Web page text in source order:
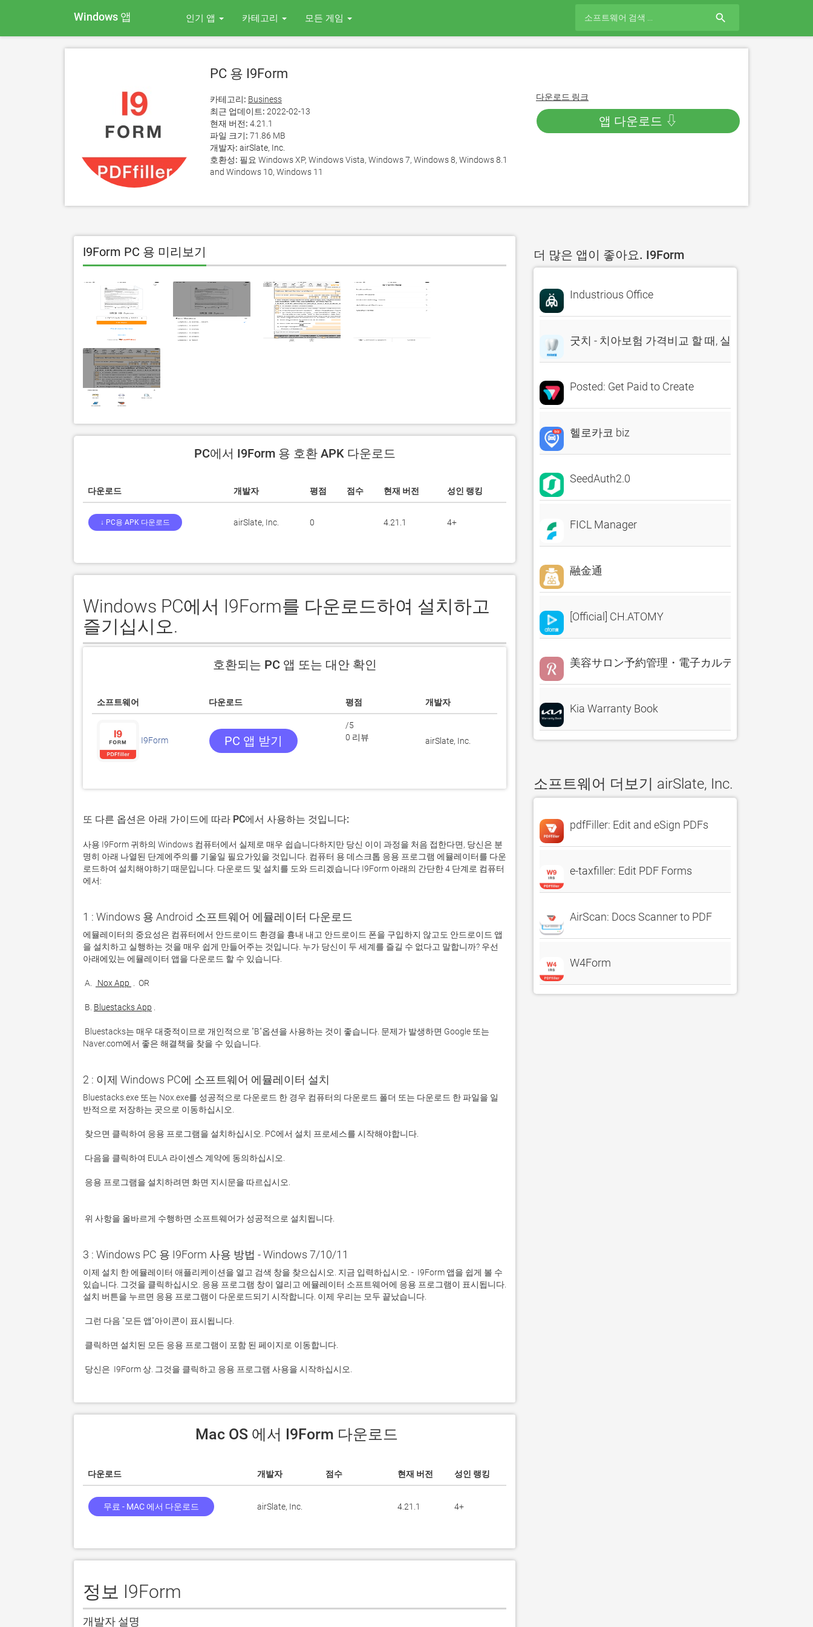
Windows 앱 인기 앱 카테고리 모든 게임 search
PC 용 I9Form
카테고리: Business
최근 업데이트: 2022-02-13
현재 버전: 4.21.1
파일 크기: 71.86 MB
개발자: airSlate, Inc.
호환성: 필요 Windows XP, Windows Vista, Windows 7, Windows 8, Windows 8.1
and Windows 10, Windows 11
다운로드 링크
앱 다운로드 ⇩
I9Form PC 용 미리보기
PC에서 I9Form 용 호환 APK 다운로드
다운로드 개발자 평점 점수 현재 버전 성인 랭킹
↓ PC용 APK 다운로드 airSlate, Inc. 0 4.21.1 4+
Windows PC에서 I9Form를 다운로드하여 설치하고
즐기십시오.
호환되는 PC 앱 또는 대안 확인
소프트웨어 다운로드 평점 개발자
I9Form PC 앱 받기
/5
0 리뷰
airSlate, Inc.
또 다른 옵션은 아래 가이드에 따라 PC에서 사용하는 것입니다:
사용 I9Form 귀하의 Windows 컴퓨터에서 실제로 매우 쉽습니다하지만 당신 이이 과정을 처음 접한다면, 당신은 분
명히 아래 나열된 단계에주의를 기울일 필요가있을 것입니다. 컴퓨터 용 데스크톱 응용 프로그램 에뮬레이터를 다운
로드하여 설치해야하기 때문입니다. 다운로드 및 설치를 도와 드리겠습니다 I9Form 아래의 간단한 4 단계로 컴퓨터
에서:
1 : Windows 용 Android 소프트웨어 에뮬레이터 다운로드
에뮬레이터의 중요성은 컴퓨터에서 안드로이드 환경을 흉내 내고 안드로이드 폰을 구입하지 않고도 안드로이드 앱
을 설치하고 실행하는 것을 매우 쉽게 만들어주는 것입니다. 누가 당신이 두 세계를 즐길 수 없다고 말합니까? 우선
A. Nox App
B. Bluestacks App
Naver.com에서 좋은 해결책을 찾을 수 있습니다.
2 : 이제 Windows PC에 소프트웨어 에뮬레이터 설치
Bluestacks.exe 또는 Nox.exe를 성공적으로 다운로드 한 경우 컴퓨터의 다운로드 폴더 또는 다운로드 한 파일을 일
위 사항을 올바르게 수행하면 소프트웨어가 성공적으로 설치됩니다.
3 : Windows PC 용 I9Form 사용 방법 - Windows 7/10/11
이제 설치 한 에뮬레이터 애플리케이션을 열고 검색 창을 찾으십시오. 지금 입력하십시오. -  I9Form 앱을 쉽게 볼 수
있습니다. 그것을 클릭하십시오. 응용 프로그램 창이 열리고 에뮬레이터 소프트웨어에 응용 프로그램이 표시됩니다.
당신은  I9Form 상. 그것을 클릭하고 응용 프로그램 사용을 시작하십시오.
Mac OS 에서 I9Form 다운로드
다운로드 개발자 점수 현재 버전 성인 랭킹
무료 - MAC 에서 다운로드 airSlate, Inc. 4.21.1 4+
정보 I9Form
개발자 설명
더 많은 앱이 좋아요. I9Form
Industrious Office
굿치 - 치아보험 가격비교 할 때, 실시간 비교견적 앱
Posted: Get Paid to Create
헬로카코 biz
SeedAuth2.0
FICL Manager
融金通
[Official] CH.ATOMY
美容サロン予約管理・電子カルテ・売上分析
Kia Warranty Book
소프트웨어 더보기 airSlate, Inc.
pdfFiller: Edit and eSign PDFs
e-taxfiller: Edit PDF Forms
AirScan: Docs Scanner to PDF
W4Form